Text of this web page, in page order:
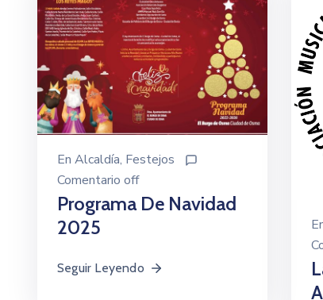
En Alcaldía‚ Festejos
Comentario off
Programa De Navidad
2025
Seguir Leyendo